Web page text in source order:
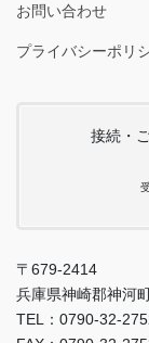
お問い合わせ
プライバシーポリ
接続・
〒679-2414
兵庫県神崎郡神河
TEL：0790-32-